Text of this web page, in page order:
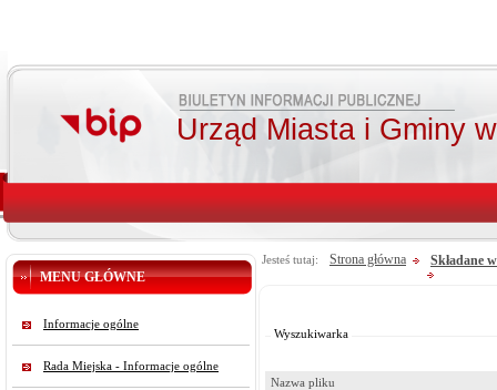
Urząd Miasta i Gminy
MENU GŁÓWNE
Informacje ogólne
Rada Miejska - Informacje ogólne
Jesteś tutaj: Strona główna Składane
Wyszukiwarka
Nazwa pliku